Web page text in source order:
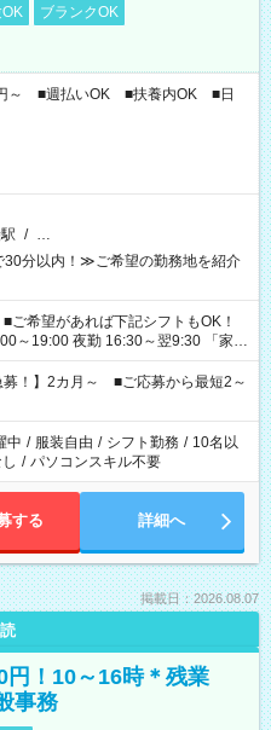
ブランクOK
～ ■週払いOK ■扶養内OK ■日
/ …
分以内！≫ご希望の勤務地を紹介
19:00 夜勤 16:30～翌9:30 「家族
裕を持って夕飯の準備がしたい」
い」 など、ご希望を教えてください
時間。 合計で週40時間を超える場
募！】2カ月～ ■ご応募から最短2～
中 / 服装自由 / シフト勤務 / 10名以
/ パソコンスキル不要
する 詳細へ
掲載日：2026.08.07
円！10～16時＊残業
事務